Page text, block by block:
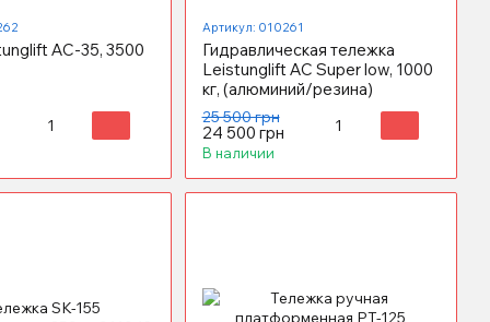
АС-35, 3500
Артикул: 010261
Гидравлическая тележка
Leistunglift AC Super low, 1000
кг, (алюминий/резина)
25 500 грн
24 500 грн
В наличии